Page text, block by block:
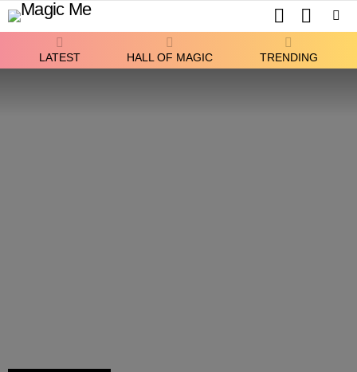
SWITCH
SKIN
LATEST HALL OF MAGIC TRENDING